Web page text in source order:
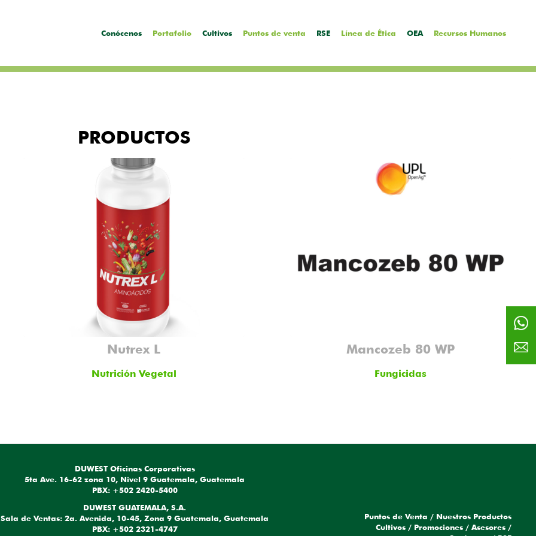
Conócenos Portafolio Cultivos Puntos de venta RSE Línea de Ética OEA Recursos Humanos
PRODUCTOS
Nutrex L
Nutrición Vegetal
Mancozeb 80 WP
Fungicidas
DUWEST Oficinas Corporativas
5ta Ave. 16-62 zona 10, Nivel 9 Guatemala, Guatemala
PBX: +502 2420-5400
DUWEST GUATEMALA, S.A.
Sala de Ventas: 2a. Avenida, 10-45, Zona 9 Guatemala, Guatemala
PBX: +502 2321-4747
Puntos de Venta / Nuestros Productos
Cultivos / Promociones / Asesores /